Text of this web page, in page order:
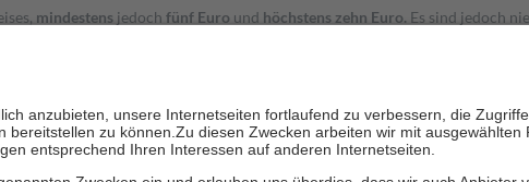
mindestens jedoch fünf Euro und höchstens zehn Euro. Es sind jedoch
Stellung der Familie zu unterstützen, fallenkeine Zuzahlungen an bei: